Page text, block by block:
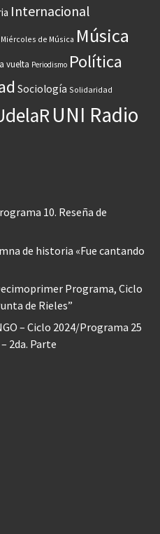
Internacional
Miércoles de Música Música
vuelta Periodismo Política
Sociología Solidaridad
UNI Radio
10. Reseña de
de historia «Fue cantando
Programa, Ciclo
de Rieles”
– Ciclo 2024/Programa 25
2da. Parte